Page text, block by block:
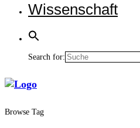
Wis­sen­schaft
Search for:
Browse Tag